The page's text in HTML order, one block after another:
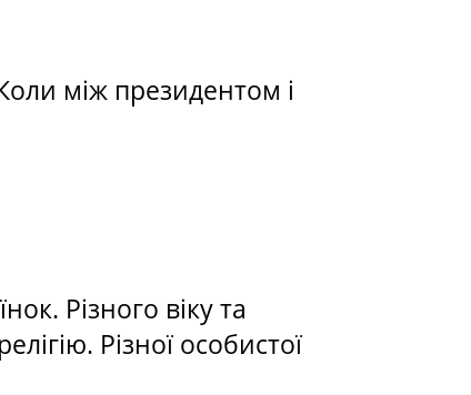
між президентом і
Різного віку та
Різної особистої